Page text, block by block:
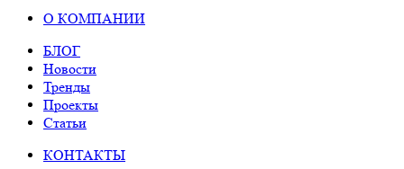
О КОМПАНИИ
БЛОГ
Новости
Тренды
Проекты
Статьи
КОНТАКТЫ